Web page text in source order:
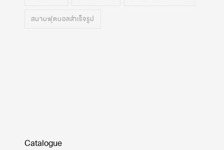
สนามฟุตบอลสำเร็จรูป
Catalogue